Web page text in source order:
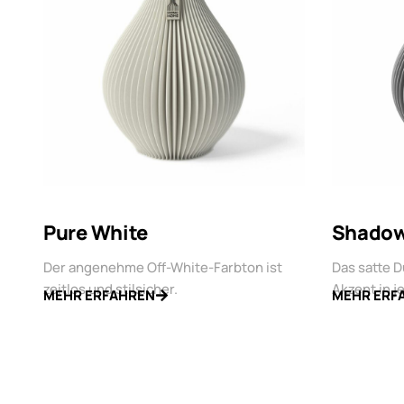
Pure White
Der angenehme Off-White-Farbton ist
zeitlos und stilsicher.
MEHR ERFAHREN
Das satte
Akzent in
MEHR